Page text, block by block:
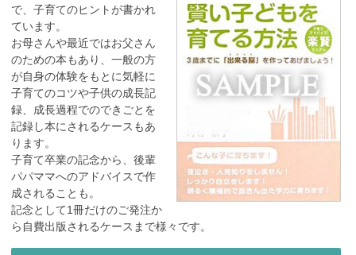
で、子育てのヒントが書かれ
ています。
お母さんや最近ではお父さん
のための本もあり、一般の方
が自身の体験をもとに気軽に
子育てのコツや子供の成長記
録、成長過程でのできごとを
記録し本にされるケースもあ
ります。
子育て卒業の記念から、後輩
パパママへのアドバイスで作
成されることも。
記念として1冊だけのご発注か
ら自費出版されるケースまで様々です。